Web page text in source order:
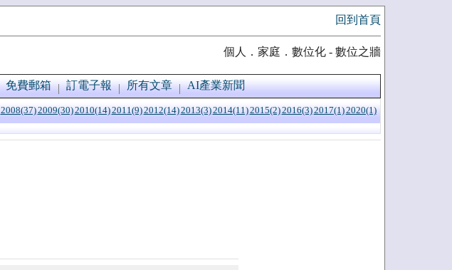
回到首頁
個人．家庭．數位化 - 數位之牆
免費郵箱 訂電子報 所有文章 AI產業新聞
2008(37)2009(30)2010(14)2011(9)2012(14)2013(3)2014(11)2015(2)2016(3)2017(1)2020(1)